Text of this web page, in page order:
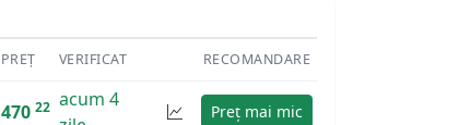
PREȚ VERIFICAT RECOMANDARE
470 22 acum 4
Preț mai mic